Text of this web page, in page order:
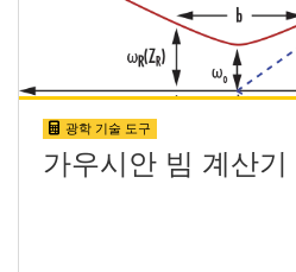
광학 기술 도구
가우시안 빔 계산기